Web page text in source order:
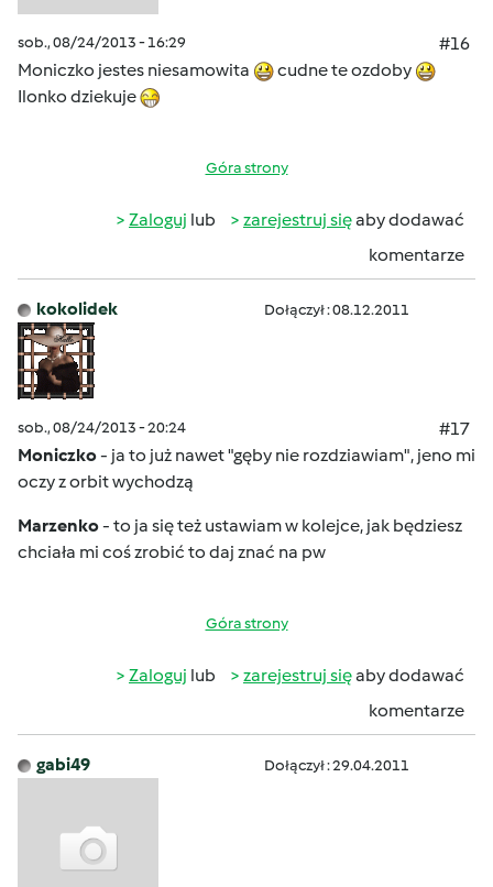
sob., 08/24/2013 - 16:29
#16
Moniczko jestes niesamowita
cudne te ozdoby
Ilonko dziekuje
Góra strony
Zaloguj lub zarejestruj sięaby dodawać
komentarze
kokolidek Dołączył : 08.12.2011
sob., 08/24/2013 - 20:24
#17
Moniczko- ja to już nawet "gęby nie rozdziawiam", jeno mi
oczy z orbit wychodzą
Marzenko- to ja się też ustawiam w kolejce, jak będziesz
chciała mi coś zrobić to daj znać na pw
Góra strony
Zaloguj lub zarejestruj sięaby dodawać
komentarze
gabi49 Dołączył : 29.04.2011